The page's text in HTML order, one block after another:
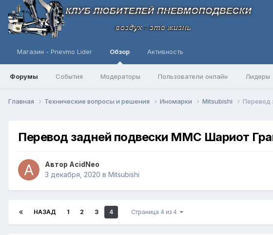
Магазин - Pnevmo Lider Обзор
Форумы События Модераторы Пользователи онлайн Лидеры
Активность
Главная Технические вопросы и решения Иномарки Mitsubishi Перевод
Перевод задней подвески ММС Шариот
Автор AcidNeo
3 декабря, 2020 в Mitsubishi
НАЗАД 1 2 3 4 Страница 4 из 4